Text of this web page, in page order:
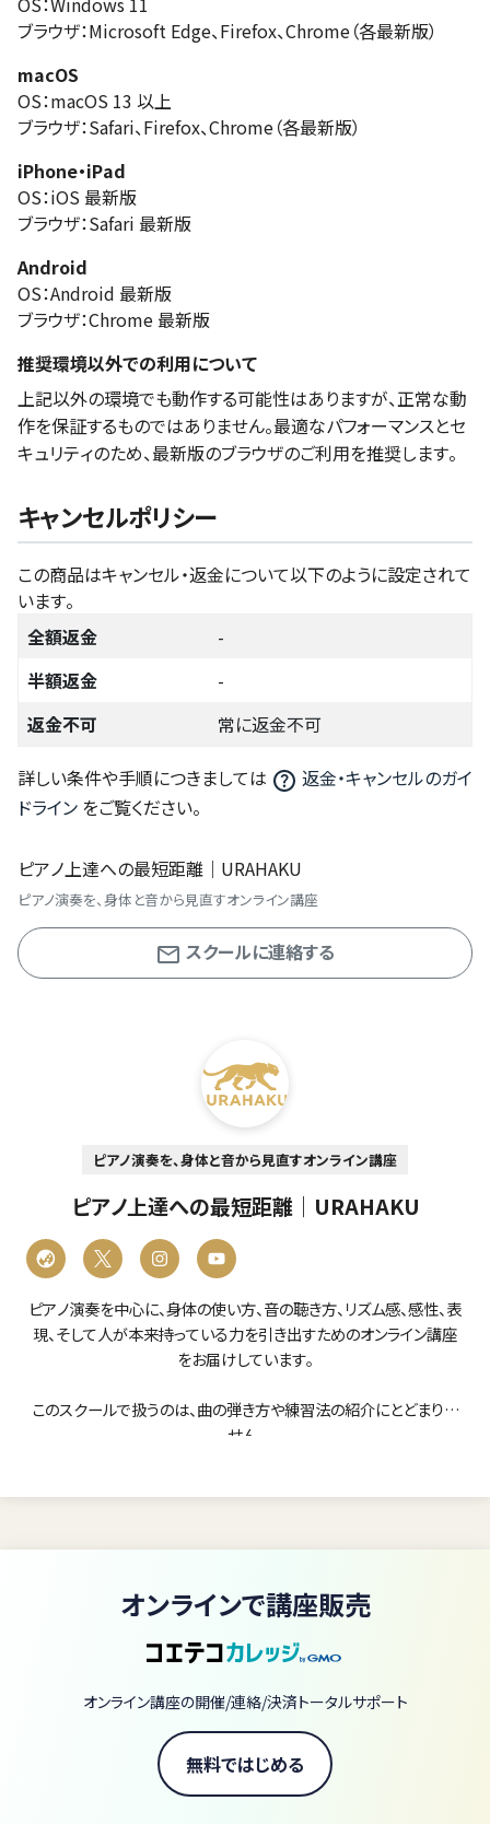
ブラウザ：Microsoft Edge、Firefox、Chrome（各最新版）
macOS
OS：macOS 13 以上
ブラウザ：Safari、Firefox、Chrome（各最新版）
iPhone・iPad
OS：iOS 最新版
ブラウザ：Safari 最新版
Android
OS：Android 最新版
ブラウザ：Chrome 最新版
推奨環境以外での利用について
上記以外の環境でも動作する可能性はありますが、正常な動
作を保証するものではありません。最適なパフォーマンスとセ
キュリティのため、最新版のブラウザのご利用を推奨します。
キャンセルポリシー
この商品はキャンセル・返金について以下のように設定されて
います。
全額返金
-
半額返金
-
返金不可
常に返金不可
詳しい条件や手順につきましては
返金・キャンセルのガイ
ドライン をご覧ください。
ピアノ上達への最短距離｜URAHAKU
ピアノ演奏を、身体と音から見直すオンライン講座
スクールに連絡する
ピアノ演奏を、身体と音から見直すオンライン講座
ピアノ上達への最短距離｜URAHAKU
ピアノ演奏を中心に、身体の使い方、音の聴き方、リズム感、感性、表
現、そして人が本来持っている力を引き出すためのオンライン講座
をお届けしています。
このスクールで扱うのは、曲の弾き方や練習法の紹介にとどまりま
せん。
どれだけ一生懸命練習しても、身体の使い方や音の捉え方が変わ
力を抜こうとする。
音色を変えようとする。
表現をつけようとする。
オンラインで講座販売
オンライン講座の開催/連絡/決済トータルサポート
無料ではじめる